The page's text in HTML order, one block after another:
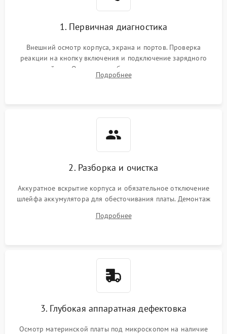
1. Первичная диагностика
Внешний осмотр корпуса, экрана и портов. Проверка
реакции на кнопку включения и подключение зарядного
устройства. Оценка потребления тока с помощью
лабораторного блока питания для локализации проблемы.
Подробнее
2. Разборка и очистка
Аккуратное вскрытие корпуса и обязательное отключение
шлейфа аккумулятора для обесточивания платы. Демонтаж
высохшей термопасты с кристаллов чипов.
Подробнее
3. Глубокая аппаратная дефектовка
Осмотр материнской платы под микроскопом на наличие